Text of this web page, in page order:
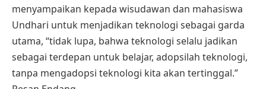
menyampaikan kepada wisudawan dan mahasiswa
Undhari untuk menjadikan teknologi sebagai garda
utama, “tidak lupa, bahwa teknologi selalu jadikan
sebagai terdepan untuk belajar, adopsilah teknologi,
tanpa mengadopsi teknologi kita akan tertinggal.”